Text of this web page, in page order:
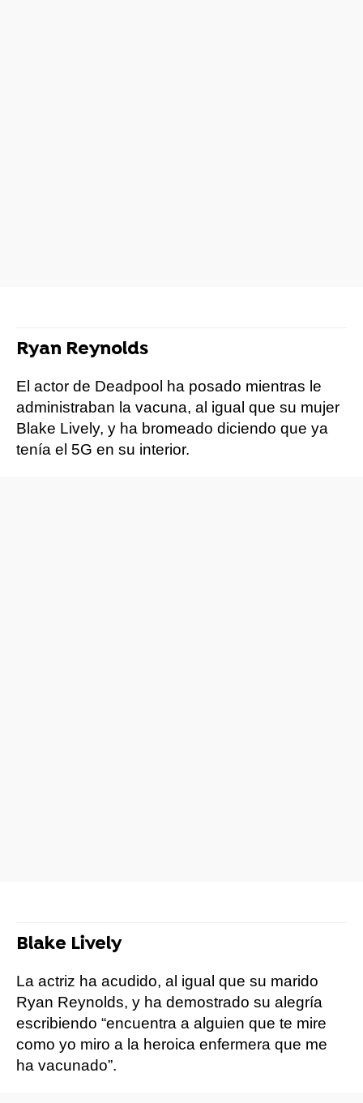
Ryan Reynolds
El actor de Deadpool ha posado mientras le
administraban la vacuna, al igual que su mujer
Blake Lively, y ha bromeado diciendo que ya
tenía el 5G en su interior.
Blake Lively
La actriz ha acudido, al igual que su marido
Ryan Reynolds, y ha demostrado su alegría
escribiendo “encuentra a alguien que te mire
como yo miro a la heroica enfermera que me
ha vacunado”.